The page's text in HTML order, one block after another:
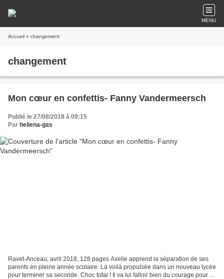
MENU
Accueil » changement
changement
Mon cœur en confettis- Fanny Vandermeersch
Publié le 27/08/2018 à 09:15
Par heliena-gas
Ravet-Anceau, avril 2018, 128 pages Axelle apprend la séparation de ses
parents en pleine année scolaire. La voilà propulsée dans un nouveau lycée
pour terminer sa seconde. Choc total ! Il va lui falloir bien du courage pour se